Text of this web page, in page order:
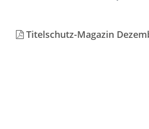
Titelschutz-Magazin